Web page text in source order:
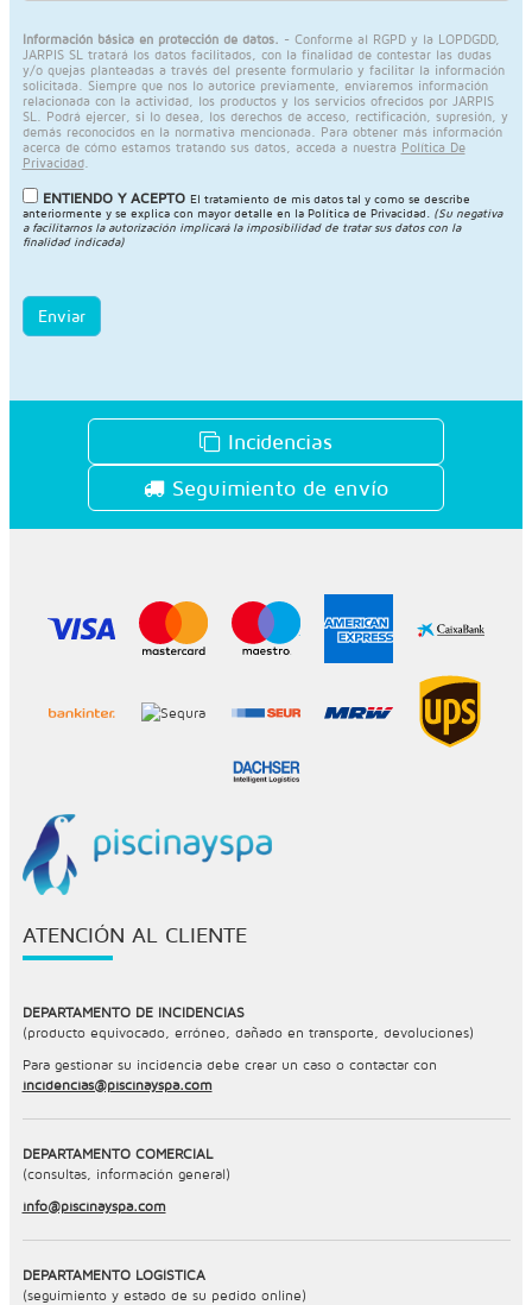
Información básica en protección de datos. - Conforme al RGPD y la LOPDGDD,
JARPIS SL tratará los datos facilitados, con la finalidad de contestar las dudas
y/o quejas planteadas a través del presente formulario y facilitar la información
solicitada. Siempre que nos lo autorice previamente, enviaremos información
relacionada con la actividad, los productos y los servicios ofrecidos por JARPIS
SL. Podrá ejercer, si lo desea, los derechos de acceso, rectificación, supresión, y
demás reconocidos en la normativa mencionada. Para obtener más información
acerca de cómo estamos tratando sus datos, acceda a nuestra Política De
Privacidad.
ENTIENDO Y ACEPTO El tratamiento de mis datos tal y como se describe
anteriormente y se explica con mayor detalle en la Política de Privacidad
(Su negativa
a facilitarnos la autorización implicará la imposibilidad de tratar sus datos con la
finalidad indicada)
Enviar
Incidencias
Seguimiento de envío
ATENCIÓN AL CLIENTE
DEPARTAMENTO DE INCIDENCIAS
(producto equivocado, erróneo, dañado en transporte, devoluciones)
Para gestionar su incidencia debe crear un caso o contactar con
incidencias@piscinayspa.com
DEPARTAMENTO COMERCIAL
(consultas, información general)
info@piscinayspa.com
DEPARTAMENTO LOGÍSTICA
(seguimiento y estado de su pedido online)